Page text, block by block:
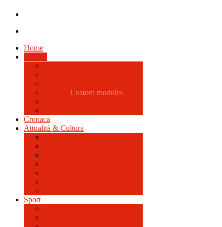
Home
Custom modules
Cronaca
Attualità & Cultura
Sport